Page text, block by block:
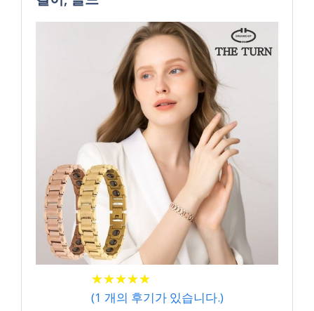
★★★★★
★★★★★
(1 개의 후기가 있습니다.)